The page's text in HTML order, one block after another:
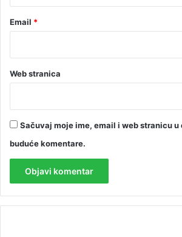
Email *
Web stranica
Sačuvaj moje ime, email i web stranicu u
buduće komentare.